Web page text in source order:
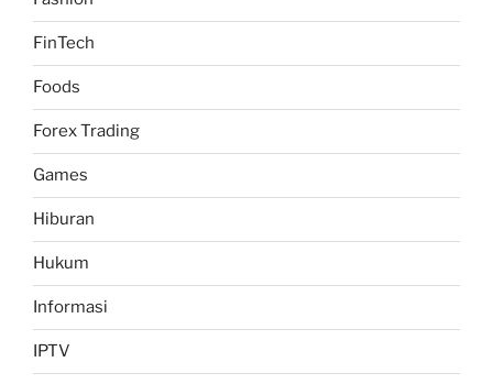
FinTech
Foods
Forex Trading
Games
Hiburan
Hukum
Informasi
IPTV